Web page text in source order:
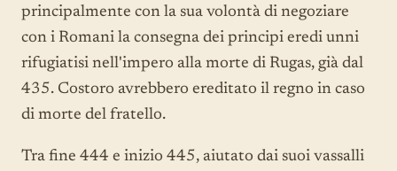
principalmente con la sua volontà di negoziare
con i Romani la consegna dei principi eredi unni
rifugiatisi nell'impero alla morte di Rugas, già dal
435. Costoro avrebbero ereditato il regno in caso
di morte del fratello.
Tra fine 444 e inizio 445, aiutato dai suoi vassalli